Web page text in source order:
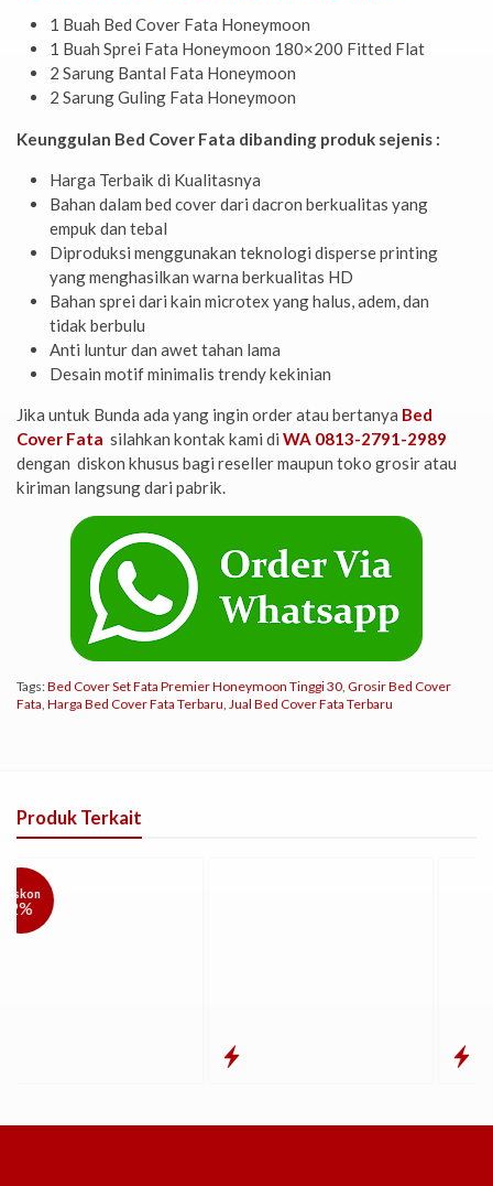
1 Buah Bed Cover Fata Honeymoon
1 Buah Sprei Fata Honeymoon 180×200 Fitted Flat
2 Sarung Bantal Fata Honeymoon
2 Sarung Guling Fata Honeymoon
Keunggulan Bed Cover Fata dibanding produk sejenis :
Harga Terbaik di Kualitasnya
Bahan dalam bed cover dari dacron berkualitas yang
empuk dan tebal
Diproduksi menggunakan teknologi disperse printing
yang menghasilkan warna berkualitas HD
Bahan sprei dari kain microtex yang halus, adem, dan
tidak berbulu
Anti luntur dan awet tahan lama
Desain motif minimalis trendy kekinian
Jika untuk Bunda ada yang ingin order atau bertanya Bed
Cover Fata silahkan kontak kami di WA 0813-2791-2989
dengan diskon khusus bagi reseller maupun toko grosir atau
kiriman langsung dari pabrik.
Tags:Bed Cover Set Fata Premier Honeymoon Tinggi 30 Grosir Bed Cover
Fata Harga Bed Cover Fata Terbaru Jual Bed Cover Fata Terbaru
Produk Terkait